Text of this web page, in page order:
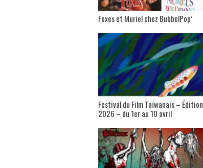
Foxes et Muriel chez BubbelPop’
Festival du Film Taïwanais – Édition
2026 – du 1er au 10 avril